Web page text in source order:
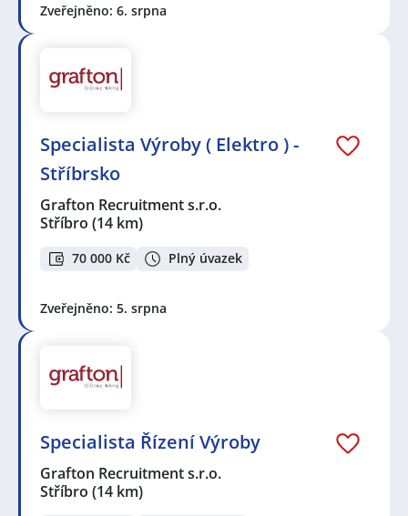
Zveřejněno: 6. srpna
Specialista Výroby ( Elektro ) -
Stříbrsko
Grafton Recruitment s.r.o.
Stříbro (14 km)
70 000 Kč Plný úvazek
Zveřejněno: 5. srpna
Specialista Řízení Výroby
Grafton Recruitment s.r.o.
Stříbro (14 km)